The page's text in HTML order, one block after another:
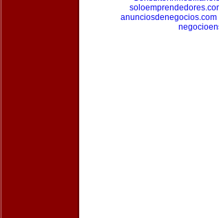
anunciosdenegocios.com|